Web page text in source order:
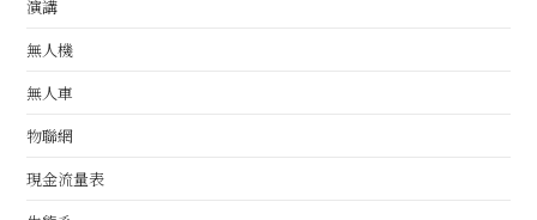
演講
無人機
無人車
物聯網
現金流量表